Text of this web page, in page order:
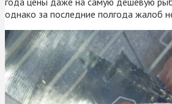
однако за последние полгода жалоб